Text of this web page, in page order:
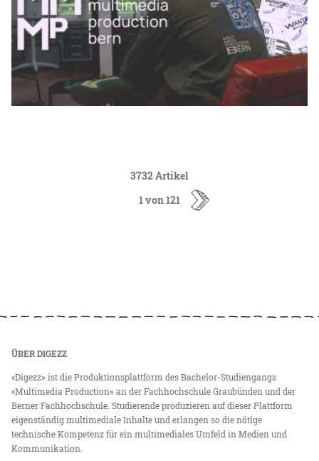
3732 Artikel
1 von 121
ÜBER DIGEZZ
«Digezz» ist die Produktionsplattform des Bachelor-Studiengangs
«Multimedia Production» an der Fachhochschule Graubünden und der
Berner Fachhochschule. Studierende produzieren auf dieser Plattform
eigenständig multimediale Inhalte und erlangen so die nötige
technische Kompetenz für ein multimediales Umfeld in Medien und
Kommunikation.